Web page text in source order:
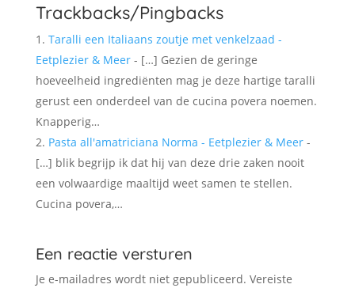
Trackbacks/Pingbacks
Taralli een Italiaans zoutje met venkelzaad -
Eetplezier & Meer- […] Gezien de geringe
hoeveelheid ingrediënten mag je deze hartige taralli
gerust een onderdeel van de cucina povera noemen.
Knapperig…
Pasta all'amatriciana Norma - Eetplezier & Meer-
[…] blik begrijp ik dat hij van deze drie zaken nooit
een volwaardige maaltijd weet samen te stellen.
Cucina povera,…
Een reactie versturen
Je e-mailadres wordt niet gepubliceerd. Vereiste